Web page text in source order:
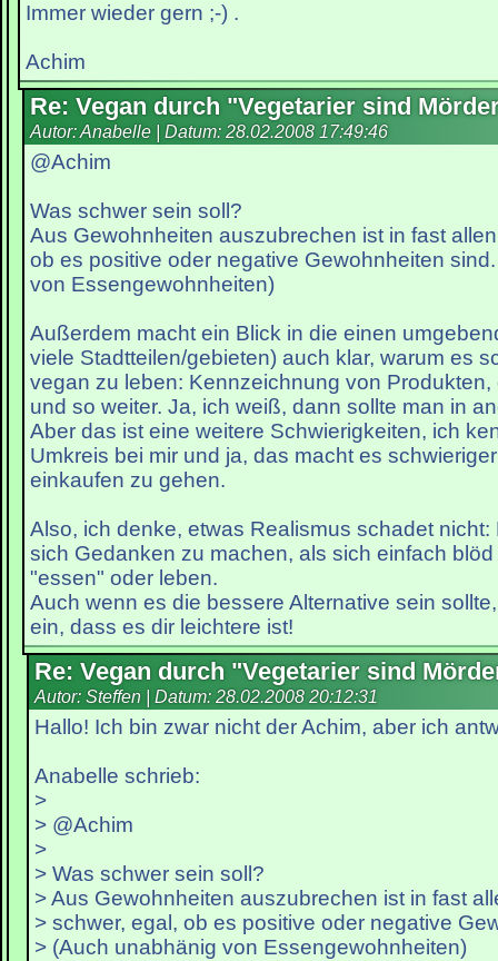
Immer wieder gern ;-) .
Achim
Re: Vegan durch "Vegetarier sind
Autor: Anabelle | Datum: 28.02.2008 17:49:46
@Achim
Was schwer sein soll?
Aus Gewohnheiten auszubrechen ist in fast
ob es positive oder negative Gewohnheiten
von Essengewohnheiten)
Außerdem macht ein Blick in die einen
viele Stadtteilen/gebieten) auch klar, warum es
vegan zu leben: Kennzeichnung von
und so weiter. Ja, ich weiß, dann sollte man in
Aber das ist eine weitere Schwierigkeiten, ich
Umkreis bei mir und ja, das macht es
einkaufen zu gehen.
Also, ich denke, etwas Realismus schadet nicht:
sich Gedanken zu machen, als sich einfach
"essen" oder leben.
Auch wenn es die bessere Alternative sein
ein, dass es dir leichtere ist!
Re: Vegan durch "Vegetarier sind
Autor: Steffen | Datum: 28.02.2008 20:12:31
Hallo! Ich bin zwar nicht der Achim, aber ich
Anabelle schrieb:
>
> @Achim
>
> Was schwer sein soll?
> Aus Gewohnheiten auszubrechen ist in fast
> schwer, egal, ob es positive oder negative
> (Auch unabhänig von Essengewohnheiten)